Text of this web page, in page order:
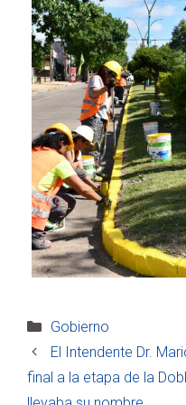
Categorías
Gobierno
El Intendente Dr.
final a la etapa de la